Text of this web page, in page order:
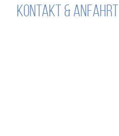
KONTAKT & ANFAHRT